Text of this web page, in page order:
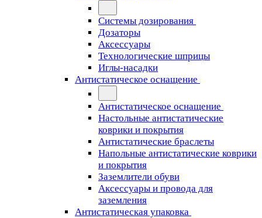
Системы дозирования
Дозаторы
Аксессуары
Технологические шприцы
Иглы-насадки
Антистатическое оснащение
Антистатическое оснащение
Настольные антистатические
коврики и покрытия
Антистатические браслеты
Напольные антистатические коврики
и покрытия
Заземлители обуви
Аксессуары и провода для
заземления
Антистатическая упаковка